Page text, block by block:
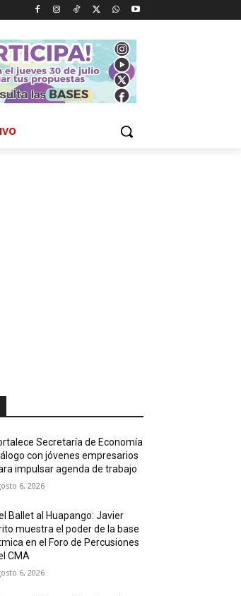
Secretaría de Economía
con jóvenes empresarios
impulsar agenda de trabajo
6, 2026
Ballet al Huapango: Javier
muestra el poder de la base
en el Foro de Percusiones
CMA
6, 2026